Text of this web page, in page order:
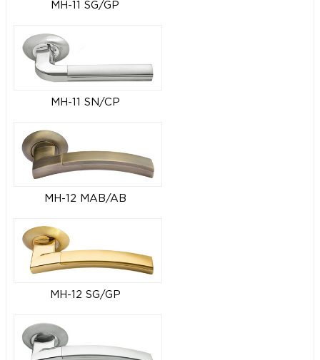
MH-11 SG/GP
MH-11 SN/CP
MH-12 MAB/AB
MH-12 SG/GP